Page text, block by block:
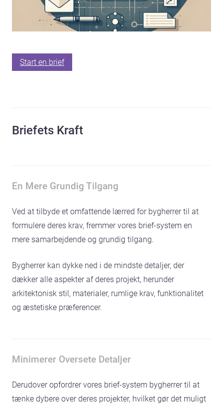
Start en brief
Briefets Kraft
En Mere Grundig Tilgang
Ved at tilbyde et omfattende lærred for bygherrer til at
formulere deres krav, fremmer vores brief-system en
mere samarbejdende og grundig tilgang.
Bygherrer kan dykke ned i de mindste detaljer, der
dækker alle aspekter af deres projekt, herunder
arkitektonisk stil, materialer, rumlige krav, funktionalitet
og æstetiske præferencer.
Minimerer Oversete Detaljer
Derudover opfordrer vores brief-system bygherrer til at
tænke dybere over deres projekter, hvilket gør det muligt